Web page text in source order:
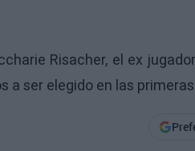
Risacher, el ex
a ser elegido en las